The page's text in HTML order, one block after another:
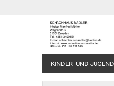
KINDER- UND